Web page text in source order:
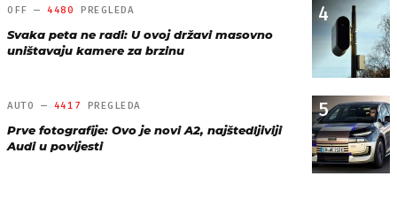
4
OFF —4480 PREGLEDA
Svaka peta ne radi: U ovoj državi masovno
uništavaju kamere za brzinu
5
AUTO — 4417 PREGLEDA
Prve fotografije: Ovo je novi A2, najštedljiviji
Audi u povijesti